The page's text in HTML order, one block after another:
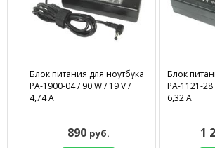
Блок питания для ноутбука
PA-1900-04 / 90 W / 19 V /
4,74 А
890 руб.
Блок
PA-1121-
6,32 А
1